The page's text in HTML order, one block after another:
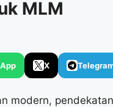
MLM
X
modern,